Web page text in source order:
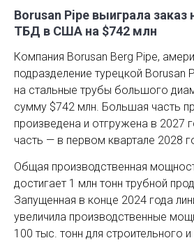
Borusan Pipe выиграла заказ
ТБД в США на $742 млн
Компания Borusan Berg Pipe,
подразделение турецкой Borusan
на стальные трубы большого
сумму $742 млн. Большая часть
произведена и отгружена в 2027
часть — в первом квартале 2028
Общая производственная
достигает 1 млн тонн трубной
Запущенная в конце 2024 года
увеличила производственные
100 тыс. тонн для строительного